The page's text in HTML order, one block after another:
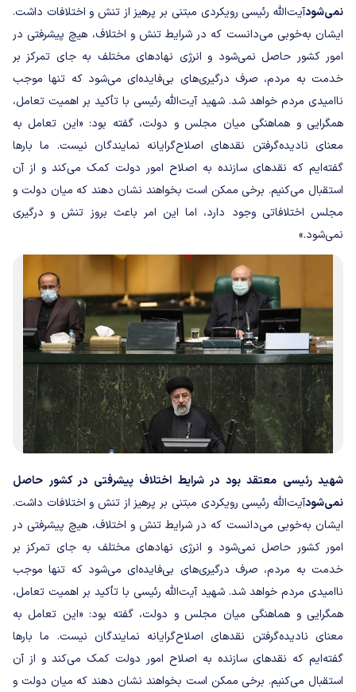
نمی‌شودآیت‌الله رئیسی رویکردی مبتنی بر پرهیز از تنش و اختلافات داشت.
ایشان به‌خوبی می‌دانست که در شرایط تنش و اختلاف، هیچ پیشرفتی در
امور کشور حاصل نمی‌شود و انرژی نهادهای مختلف به جای تمرکز بر
خدمت به مردم، صرف درگیری‌های بی‌فایده‌ای می‌شود که تنها موجب
ناامیدی مردم خواهد شد. شهید آیت‌الله رئیسی با تأکید بر اهمیت تعامل،
همگرایی و هماهنگی میان مجلس و دولت، گفته بود: «این تعامل به
معنای نادیده‌گرفتن نقدهای اصلاح‌گرایانه نمایندگان نیست. ما بارها
گفته‌ایم که نقدهای سازنده به اصلاح امور دولت کمک می‌کند و از آن
استقبال می‌کنیم. برخی ممکن است بخواهند نشان دهند که میان دولت و
مجلس اختلافاتی وجود دارد، اما این امر باعث بروز تنش و درگیری
نمی‌شود.»
شهید رئیسی معتقد بود در شرایط اختلاف پیشرفتی در کشور حاصل
نمی‌شودآیت‌الله رئیسی رویکردی مبتنی بر پرهیز از تنش و اختلافات داشت.
ایشان به‌خوبی می‌دانست که در شرایط تنش و اختلاف، هیچ پیشرفتی در
امور کشور حاصل نمی‌شود و انرژی نهادهای مختلف به جای تمرکز بر
خدمت به مردم، صرف درگیری‌های بی‌فایده‌ای می‌شود که تنها موجب
ناامیدی مردم خواهد شد. شهید آیت‌الله رئیسی با تأکید بر اهمیت تعامل،
همگرایی و هماهنگی میان مجلس و دولت، گفته بود: «این تعامل به
معنای نادیده‌گرفتن نقدهای اصلاح‌گرایانه نمایندگان نیست. ما بارها
گفته‌ایم که نقدهای سازنده به اصلاح امور دولت کمک می‌کند و از آن
استقبال می‌کنیم. برخی ممکن است بخواهند نشان دهند که میان دولت و